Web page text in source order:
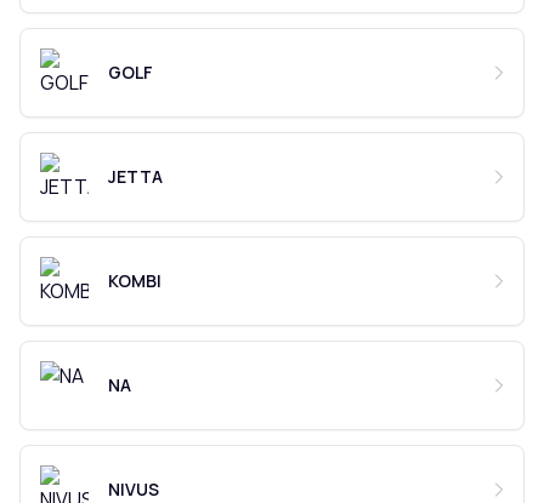
GOLF
JETTA
KOMBI
NA
NIVUS